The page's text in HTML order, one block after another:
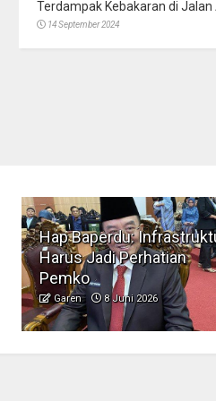
Terdampak Kebakaran di Jalan
14 September 2024
Hap Baperdu:
Harus Jadi Perhatian
Pemko
Garen 8 Juni 2026